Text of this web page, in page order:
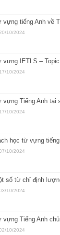
vựng tiếng Anh về
10/2024
vựng IETLS –
17/10/2024
vựng Tiếng Anh tại
17/10/2024
học từ vựng
10/2024
số từ chỉ định
10/2024
vựng Tiếng Anh
10/2024